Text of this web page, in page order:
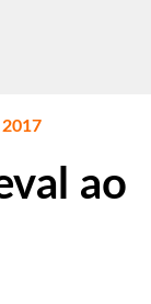
ao